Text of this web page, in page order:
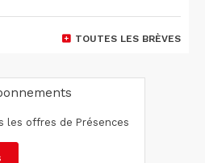
TOUTES LES BRÈVES
les offres de Présences